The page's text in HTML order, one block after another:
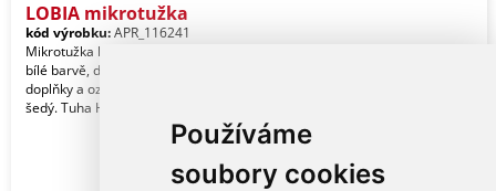
Používáme
soubory cookies
LOBIA mikrotužka
kód výrobku:APR_116241
Mikrotužka LOBIA má lakované tělo v
bílé barvě, doplněné chromovými
doplňky a ozdobnými proužky. Laser je
šedý. Tuha HB